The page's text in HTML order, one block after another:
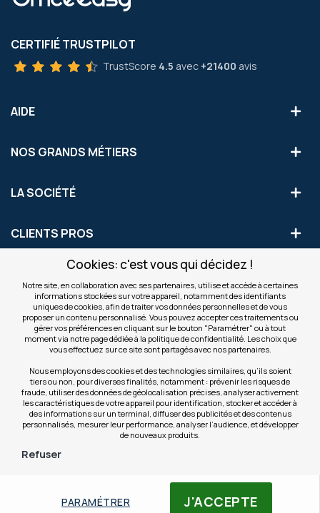
J'ACCEPTE
PARAMÉTRER
Cookies: c'est vous qui décidez !
Notre site, en collaboration avec ses partenaires, utilise et accède à certaines
informations stockées sur votre appareil, notamment des identifiants
uniques de cookies, afin de traiter vos données personnelles et de vous
proposer un contenu personnalisé. Vous pouvez accepter ces traitements ou
gérer vos préférences en cliquant sur le bouton "Paramétrer" ou à tout
moment via notre page dédiée à la politique de confidentialité. Les choix que
vous effectuez sur ce site sont partagés avec nos partenaires.
Nous employons des cookies et des technologies similaires, qu’ils soient
tiers ou non, pour diverses finalités, notamment : prévenir les risques de
fraude, utiliser des données de géolocalisation précises, analyser activement
les caractéristiques de votre appareil pour identification, stocker et accéder à
des informations sur un terminal, diffuser des publicités et des contenus
personnalisés, mesurer leur performance, analyser l’audience, et développer
de nouveaux produits.
Refuser
CERTIFIÉ TRUSTPILOT
TrustScore 4.5 avec +21400 avis
AIDE
NOS GRANDS MÉTIERS
LA SOCIÉTÉ
CLIENTS PROS
S'INSCRIRE AUX OFFRES COMMERCIALES
Inscription
notre
newsletter
Valider
NOS SITES
© Copyright OfficeEasy 2026